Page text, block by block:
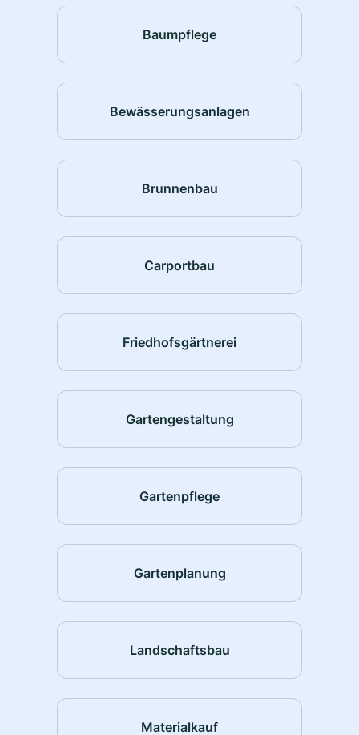
Baumpflege
Bewässerungsanlagen
Brunnenbau
Carportbau
Friedhofsgärtnerei
Gartengestaltung
Gartenpflege
Gartenplanung
Landschaftsbau
Materialkauf